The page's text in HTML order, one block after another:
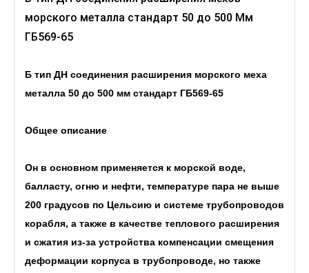
морского металла стандарт 50 до 500 Мм
ГБ569-65
Б тип ДН соединения расширения морского меха
металла 50 до 500 мм стандарт ГБ569-65
Общее описание
Он в основном применяется к морской воде,
балласту, огню и нефти, температуре пара не выше
200 градусов по Цельсию и системе трубопроводов
корабля, а также в качестве теплового расширения
и сжатия из-за устройства компенсации смещения
деформации корпуса в трубопроводе, но также